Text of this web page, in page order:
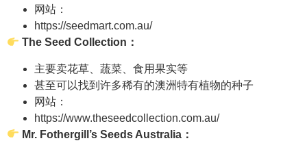
网站：
https://seedmart.com.au/
The Seed Collection：
主要卖花草、蔬菜、食用果实等
甚至可以找到许多稀有的澳洲特有植物的种子
网站：
https://www.theseedcollection.com.au/
Mr. Fothergill’s Seeds Australia：